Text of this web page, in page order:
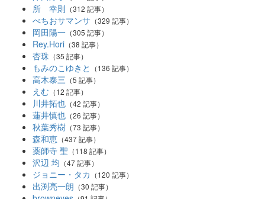
所 幸則 （312 記事）
べちおサマンサ （329 記事）
岡田陽一 （305 記事）
Rey.Hori （38 記事）
杏珠 （35 記事）
もみのこゆきと （136 記事）
高木泰三 （5 記事）
えむ （12 記事）
川井拓也 （42 記事）
蓮井慎也 （26 記事）
秋葉秀樹 （73 記事）
森和恵 （437 記事）
薬師寺 聖 （118 記事）
沢辺 均 （47 記事）
ジョニー・タカ （120 記事）
出渕亮一朗 （30 記事）